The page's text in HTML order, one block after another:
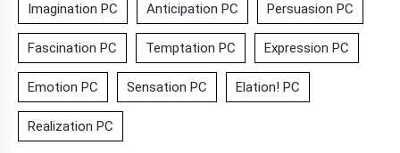
Imagination PC Anticipation PC Persuasion PC
Fascination PC Temptation PC Expression PC
Emotion PC Sensation PC Elation! PC
Realization PC